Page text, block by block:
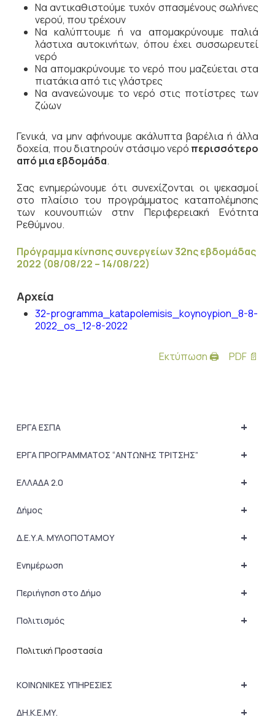
Να αντικαθιστούμε τυχόν σπασμένους σωλήνες
νερού, που τρέχουν
Να καλύπτουμε ή να απομακρύνουμε παλιά
λάστιχα αυτοκινήτων, όπου έχει συσσωρευτεί
νερό
Να απομακρύνουμε το νερό που μαζεύεται στα
πιατάκια από τις γλάστρες
Να ανανεώνουμε το νερό στις ποτίστρες των
ζώων
Γενικά, να μην αφήνουμε ακάλυπτα βαρέλια ή άλλα
δοχεία, που διατηρούν στάσιμο νερό περισσότερο
από μια εβδομάδα.
Σας ενημερώνουμε ότι συνεχίζονται οι ψεκασμοί
στο πλαίσιο του προγράμματος καταπολέμησης
των κουνουπιών στην Περιφερειακή Ενότητα
Ρεθύμνου.
Πρόγραμμα κίνησης συνεργείων 32ης εβδομάδας
2022 (08/08/22 – 14/08/22)
Αρχεία
32-programma_katapolemisis_koynoypion_8-8-
2022_os_12-8-2022
Εκτύπωση 🖨 PDF 📄
+
ΕΡΓΑ ΕΣΠΑ
+
ΕΡΓΑ ΠΡΟΓΡΑΜΜΑΤΟΣ “ΑΝΤΩΝΗΣ ΤΡΙΤΣΗΣ”
+
ΕΛΛΑΔΑ 2.0
+
Δήμος
+
Δ.Ε.Υ.Α. ΜΥΛΟΠΟΤΑΜΟΥ
+
Ενημέρωση
+
Περιήγηση στο Δήμο
+
Πολιτισμός
Πολιτική Προστασία
+
ΚΟΙΝΩΝΙΚΕΣ ΥΠΗΡΕΣΙΕΣ
+
ΔΗ.Κ.Ε.ΜΥ.